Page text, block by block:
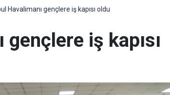
Havalimanı gençlere iş kapısı oldu
iş kapısı